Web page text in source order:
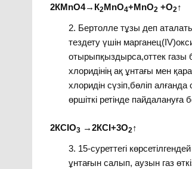
2КМnO4→ К2МnО4+MnO2 +O2↑
Бертолле тұзы деп
тездету үшін
отырыпқыздырса,оттек газы
хлоридінің ақ ұнтағы мен
хлоридін сүзіп,бөліп
өршіткі ретінде
2КСІО3 →2КСІ+3О2↑
15-суреттегі
ұнтағын салып, аузын газ